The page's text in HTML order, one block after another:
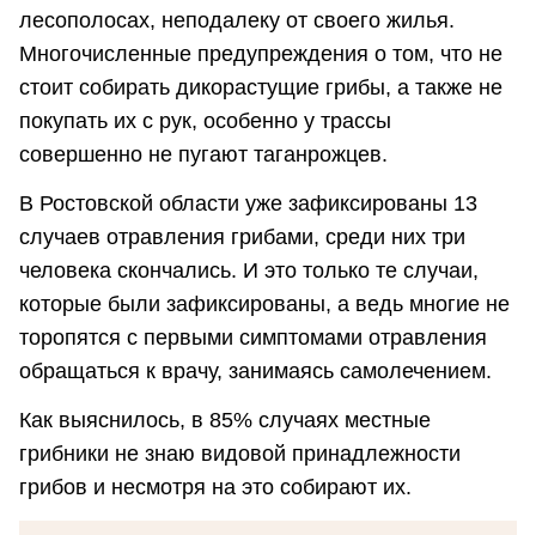
лесополосах, неподалеку от своего жилья.
Многочисленные предупреждения о том, что не
стоит собирать дикорастущие грибы, а также не
покупать их с рук, особенно у трассы
совершенно не пугают таганрожцев.
В Ростовской области уже зафиксированы 13
случаев отравления грибами, среди них три
человека скончались. И это только те случаи,
которые были зафиксированы, а ведь многие не
торопятся с первыми симптомами отравления
обращаться к врачу, занимаясь самолечением.
Как выяснилось, в 85% случаях местные
грибники не знаю видовой принадлежности
грибов и несмотря на это собирают их.